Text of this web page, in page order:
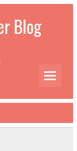
Blog